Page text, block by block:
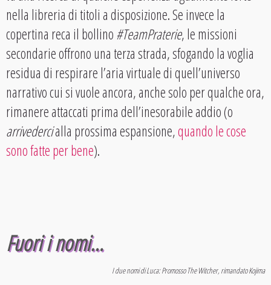
nella libreria di titoli a disposizione. Se invece la
copertina reca il bollino#TeamPraterie, le missioni
secondarie offrono una terza strada, sfogando la voglia
residua di respirare l’aria virtuale di quell’universo
narrativo cui si vuole ancora, anche solo per qualche ora,
rimanere attaccati prima dell’inesorabile addio (o
arrivedercialla prossima espansione,quando le cose
sono fatte per bene).
Fuori i nomi…
I due nomi di Luca: Promosso The Witcher, rimandato Kojima